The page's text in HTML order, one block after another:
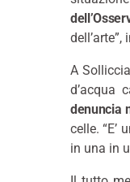
A
d’acqua
denuncia
celle. “E’
in una in